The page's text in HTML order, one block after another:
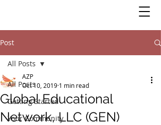
Post
All Posts
Getting Started
Your Community
All Posts
Global Educational
Network, LLC (GEN)
AZP
Oct 10, 2019 1 min read